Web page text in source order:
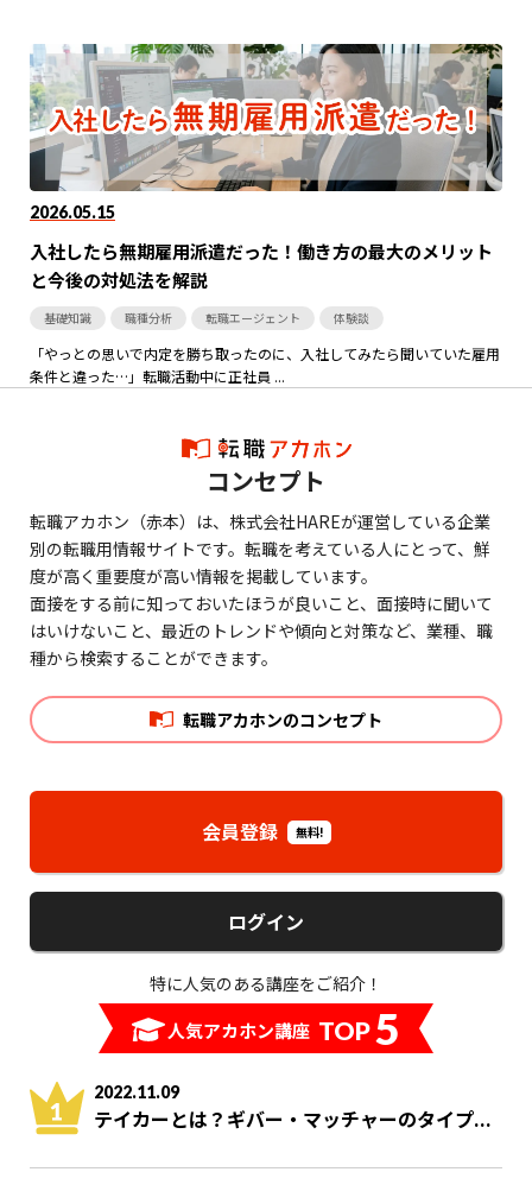
2026.05.15
入社したら無期雇用派遣だった！働き方の最大のメリット
と今後の対処法を解説
基礎知識 職種分析 転職エージェント 体験談
「やっとの思いで内定を勝ち取ったのに、入社してみたら聞いていた雇用
条件と違った…」転職活動中に正社員 ...
コンセプト
転職アカホン（赤本）は、株式会社HAREが運営している企業
別の転職用情報サイトです。転職を考えている人にとって、鮮
度が高く重要度が高い情報を掲載しています。
面接をする前に知っておいたほうが良いこと、面接時に聞いて
はいけないこと、最近のトレンドや傾向と対策など、業種、職
種から検索することができます。
転職アカホンのコンセプト
会員登録 無料!
ログイン
特に人気のある講座をご紹介！
人気アカホン講座 TOP5
2022.11.09
テイカーとは？ギバー・マッチャーのタイプ...